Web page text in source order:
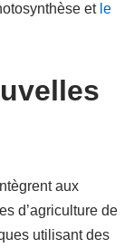
et le
aux
d’agriculture de
utilisant des